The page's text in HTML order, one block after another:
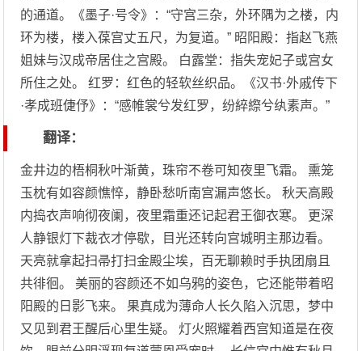
的通道。《墨子·号令》：“守宫三杂，外环隅为之楼，内
环为楼，楼入葆宫丈五尺，为复道。” 昭阳殿：指赵飞燕
姐妹与汉成帝居住之宫殿。 白露堂：指失宠妃子或宫女
所住之处。 红罗：红色的轻软丝织品。《汉书·外戚传下
·孝成班倢伃》：“感帷裳兮发红罗，纷綷縩兮纨素声。”
翻译：
金井边的梧桐秋叶渐黄，珠帘不卷可知夜里飞霜。 熏笼
玉枕有如容颜憔悴，静卧愁听南宫漏声悠长。 秋天高殿
内捣衣声响彻夜阑，夜里霜重还记起君王御衣寒。 更深
人静银灯下裁衣才停歇，目光还转向宫城明主那边看。
天亮就拿起扫帚打扫金殿尘埃，百无聊赖时手执团扇且
共徘徊。 美丽的容颜还不如乌鸦的姿色，它还能带着昭
阳殿的日影飞来。 果真成为薄命人长久陷入沉思，梦中
又见到君王醒后心里生疑。 灯火照耀着西宫知道是在夜